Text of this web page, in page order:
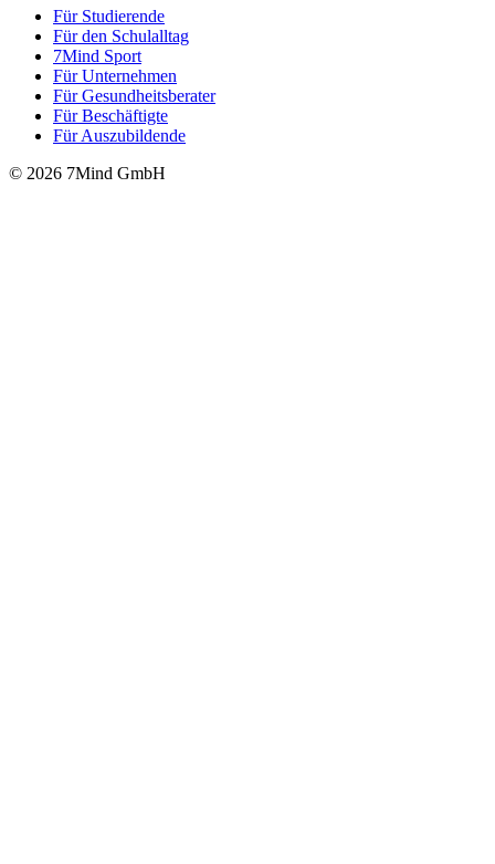
Für Stu­die­rende
Für den Schulalltag
7Mind Sport
Für Unter­neh­men
Für Gesund­heits­be­ra­ter
Für Beschäftigte
Für Auszubildende
© 2026 7Mind GmbH